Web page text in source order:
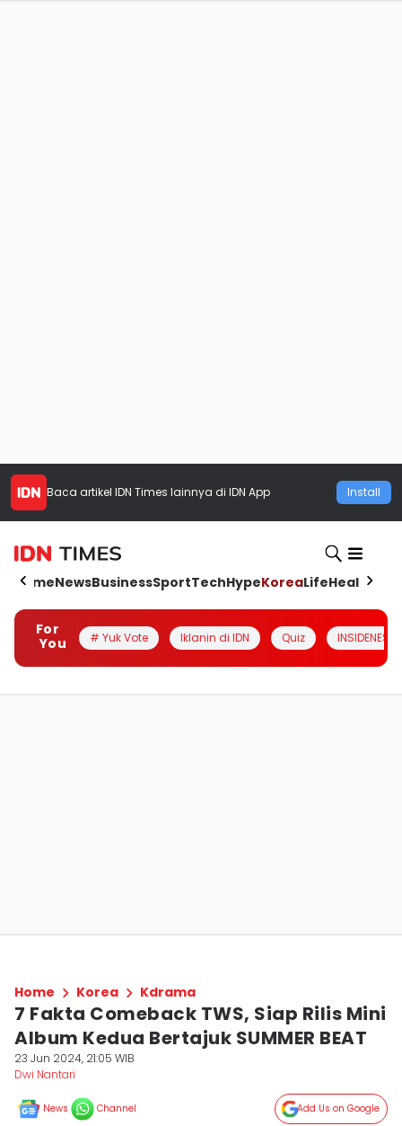
Baca artikel IDN Times lainnya di IDN App Install
HomeNewsBusinessSportTechHypeKoreaLifeHealth
For
You
# Yuk Vote Iklanin di IDN Quiz INSIDENESIA
Home Korea Kdrama
7 Fakta Comeback TWS, Siap Rilis Mini
Album Kedua Bertajuk SUMMER BEAT
23 Jun 2024, 21:05 WIB
Dwi Nantari
News Channel Add Us on Google